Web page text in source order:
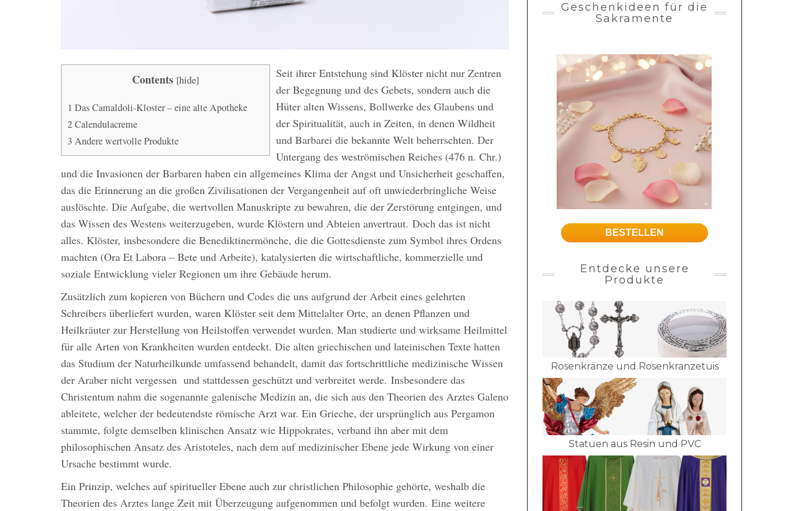
Contents [hide]
1 Das Camaldoli-Kloster – eine alte Apotheke
2Calendulacreme
3 Andere wertvolle Produkte
Seit ihrer Entstehung sind Klöster nicht nur Zentren
der Begegnung und des Gebets, sondern auch die
Hüter alten Wissens, Bollwerke des Glaubens und
der Spiritualität, auch in Zeiten, in denen Wildheit
und Barbarei die bekannte Welt beherrschten. Der
Untergang des weströmischen Reiches (476 n. Chr.)
und die Invasionen der Barbaren haben ein allgemeines Klima der Angst und Unsicherheit geschaffen,
das die Erinnerung an die großen Zivilisationen der Vergangenheit auf oft unwiederbringliche Weise
auslöschte. Die Aufgabe, die wertvollen Manuskripte zu bewahren, die der Zerstörung entgingen, und
das Wissen des Westens weiterzugeben, wurde Klöstern und Abteien anvertraut. Doch das ist nicht
alles. Klöster, insbesondere die Benediktinermönche, die die Gottesdienste zum Symbol ihres Ordens
machten (Ora Et Labora – Bete und Arbeite), katalysierten die wirtschaftliche, kommerzielle und
soziale Entwicklung vieler Regionen um ihre Gebäude herum.
Zusätzlich zum kopieren von Büchern und Codes die uns aufgrund der Arbeit eines gelehrten
Schreibers überliefert wurden, waren Klöster seit dem Mittelalter Orte, an denen Pflanzen und
Heilkräuter zur Herstellung von Heilstoffen verwendet wurden. Man studierte und wirksame Heilmittel
für alle Arten von Krankheiten wurden entdeckt. Die alten griechischen und lateinischen Texte hatten
das Studium der Naturheilkunde umfassend behandelt, damit das fortschrittliche medizinische Wissen
der Araber nicht vergessen und stattdessen geschützt und verbreitet werde. Insbesondere das
Christentum nahm die sogenannte galenische Medizin an, die sich aus den Theorien des Arztes Galeno
ableitete, welcher der bedeutendste römische Arzt war. Ein Grieche, der ursprünglich aus Pergamon
stammte, folgte demselben klinischen Ansatz wie Hippokrates, verband ihn aber mit dem
philosophischen Ansatz des Aristoteles, nach dem auf medizinischer Ebene jede Wirkung von einer
Ursache bestimmt wurde.
Ein Prinzip, welches auf spiritueller Ebene auch zur christlichen Philosophie gehörte, weshalb die
Theorien des Arztes lange Zeit mit Überzeugung aufgenommen und befolgt wurden. Eine weitere
Geschenkideen für die
Sakramente
BESTELLEN
Entdecke unsere
Produkte
Rosenkränze und Rosenkranzetuis
Statuen aus Resin und PVC